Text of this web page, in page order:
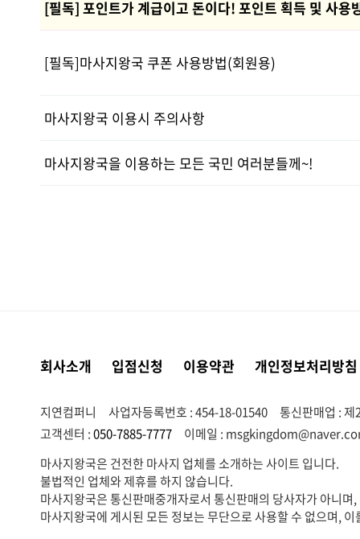
[필독] 포인트가 계급이고 돈이다! 포인트 획득 및 사용
[필독]마사지왕국 쿠폰 사용방법(회원용)
마사지왕국 이용시 주의사항
마사지왕국을 이용하는 모든 국민 여러분들께~!
회사소개 입점신청 이용약관 개인정보처리방침
지연컴퍼니 사업자등록번호 : 454-18-01540
통신판매업 :
고객센터 :050-7885-7777 이메일 :
마사지왕국은 건전한 마사지 업체를 소개하는 사이트 입니다.
불법적인 업체와 제휴를 하지 않습니다.
마사지왕국은 통신판매중개자로서 통신판매의 당사자가 아니
마사지왕국에 게시된 모든 정보는 무단으로 사용할 수 없으며,